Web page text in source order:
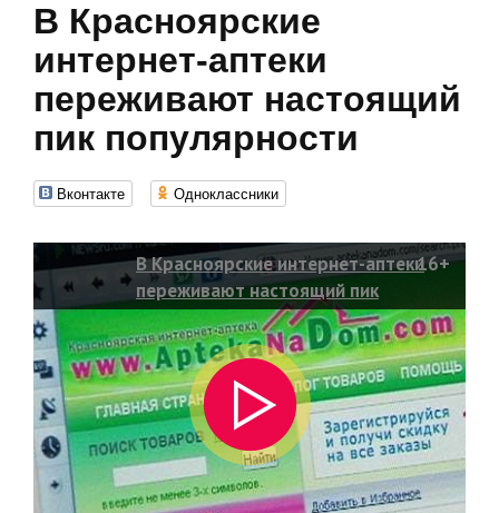
В Красноярские
интернет-аптеки
переживают настоящий
пик популярности
Вконтакте Одноклассники
В Красноярские интернет-аптеки
переживают настоящий пик
популярности
16+